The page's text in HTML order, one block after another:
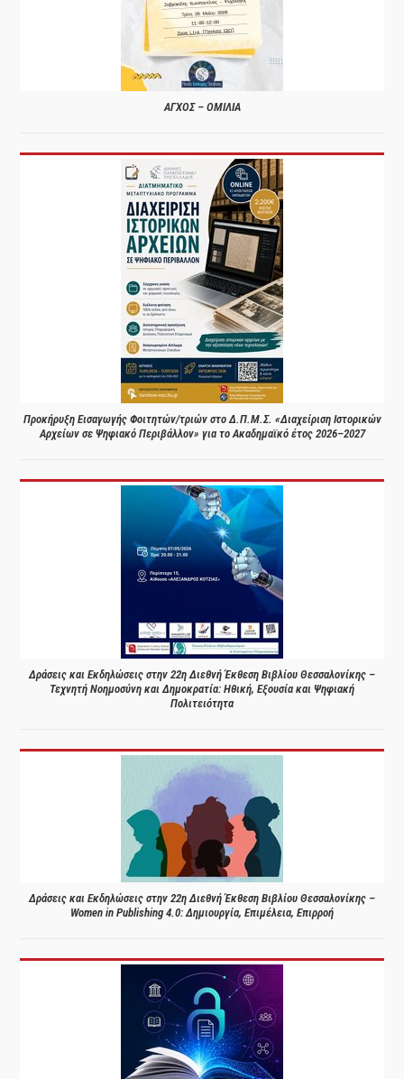
ΑΓΧΟΣ – ΟΜΙΛΙΑ
Προκήρυξη Εισαγωγής Φοιτητών/τριών στο Δ.Π.Μ.Σ. «Διαχείριση Ιστορικών
Αρχείων σε Ψηφιακό Περιβάλλον» για το Ακαδημαϊκό έτος 2026–2027
Δράσεις και Εκδηλώσεις στην 22η Διεθνή Έκθεση Βιβλίου Θεσσαλονίκης –
Τεχνητή Νοημοσύνη και Δημοκρατία: Ηθική, Εξουσία και Ψηφιακή
Πολιτειότητα
Δράσεις και Εκδηλώσεις στην 22η Διεθνή Έκθεση Βιβλίου Θεσσαλονίκης –
Women in Publishing 4.0: Δημιουργία, Επιμέλεια, Επιρροή